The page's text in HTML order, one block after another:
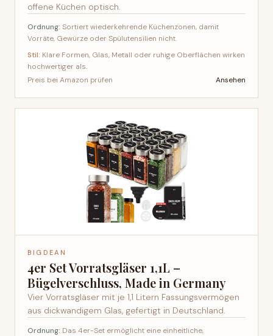
offene Küchen optisch.
Ordnung: Sortiert wiederkehrende Küchenzonen, damit
Vorräte, Gewürze oder Spülutensilien nicht.
Stil: Klare Formen, Glas, Metall oder ruhige Oberflächen wirken
hochwertiger als.
Preis bei Amazon prüfen
Ansehen
BIGDEAN
4er Set Vorratsgläser 1,1L –
Bügelverschluss, Made in Germany
Vier Vorratsgläser mit je 1,1 Litern Fassungsvermögen
aus dickwandigem Glas, gefertigt in Deutschland.
Ordnung: Das 4er-Set ermöglicht eine einheitliche,